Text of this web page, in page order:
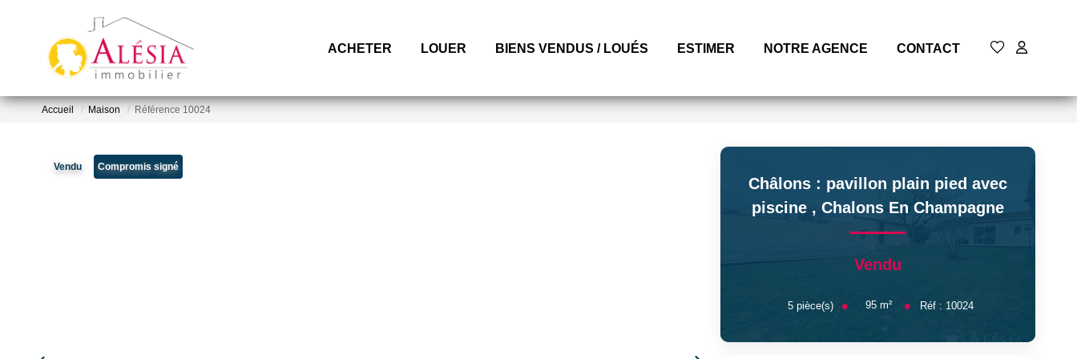
ACHETER LOUER BIENS VENDUS / LOUÉS ESTIMER NOTRE AGENCE CONTACT
Accueil Maison Référence 10024
Vendu Compromis signé
Châlons : pavillon plain pied avec
piscine , Chalons En Champagne
Vendu
5pièce(s) 95m² Réf : 10024